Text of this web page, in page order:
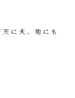
に火、地にも